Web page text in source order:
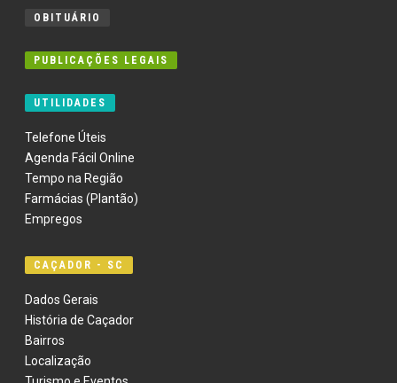
OBITUÁRIO
PUBLICAÇÕES LEGAIS
UTILIDADES
Telefone Úteis
Agenda Fácil Online
Tempo na Região
Farmácias (Plantão)
Empregos
CAÇADOR - SC
Dados Gerais
História de Caçador
Bairros
Localização